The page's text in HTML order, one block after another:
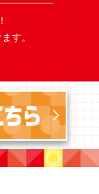
す。